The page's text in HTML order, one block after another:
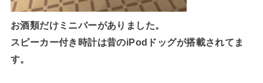
お酒類だけミニバーがありました。
スピーカー付き時計は昔のiPodドッグが搭載されてま
す。